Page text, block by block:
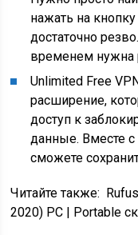
нажать на
достаточно
временем нужна
Unlimited Free
расширение,
доступ к
данные. Вместе
сможете
Читайте также:
2020) PC | Portable